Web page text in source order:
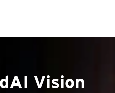
Vision